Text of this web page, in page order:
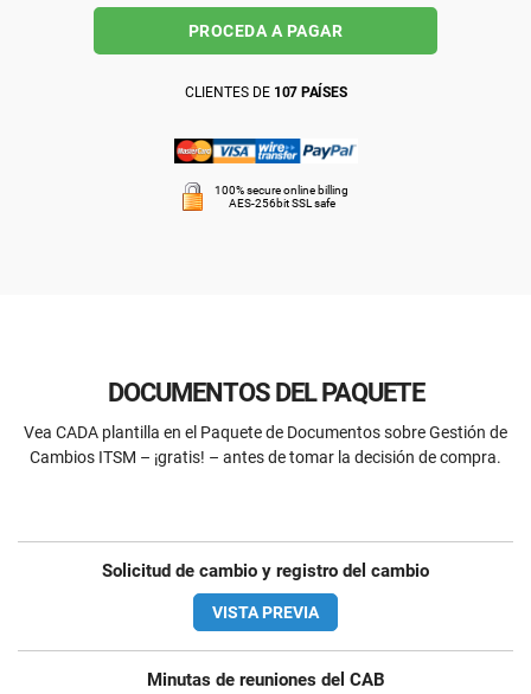
PROCEDA A PAGAR
CLIENTES DE 107 PAÍSES
100% secure online billing
AES-256bit SSL safe
DOCUMENTOS DEL PAQUETE
Vea CADA plantilla en el Paquete de Documentos sobre Gestión de
Cambios ITSM – ¡gratis! – antes de tomar la decisión de compra.
Solicitud de cambio y registro del cambio
VISTA PREVIA
Minutas de reuniones del CAB